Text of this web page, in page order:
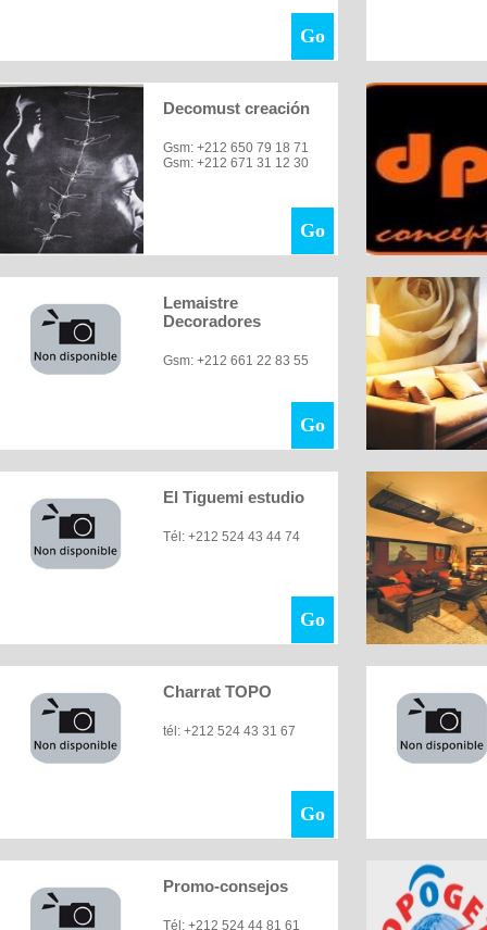
Go
Decomust creación
Gsm: +212 650 79 18 71
Gsm: +212 671 31 12 30
Go
Lemaistre
Decoradores
Gsm: +212 661 22 83 55
Go
El Tiguemi estudio
Tél: +212 524 43 44 74
Go
Charrat TOPO
tél: +212 524 43 31 67
Go
Promo-consejos
Tél: +212 524 44 81 61